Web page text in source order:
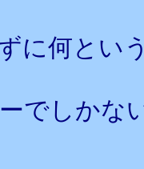
に何とい
でしかな